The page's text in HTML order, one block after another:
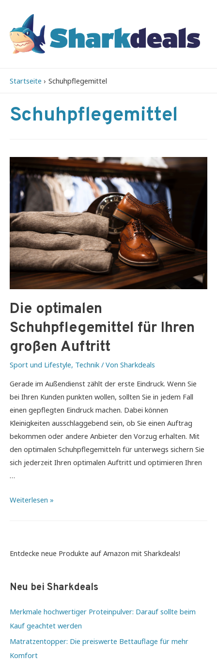
Startseite Schuhpflegemittel
Schuhpflegemittel
Die optimalen
Schuhpflegemittel für Ihren
großen Auftritt
Sport und Lifestyle, Technik / Von Sharkdeals
Gerade im Außendienst zählt der erste Eindruck. Wenn Sie
bei Ihren Kunden punkten wollen, sollten Sie in jedem Fall
einen gepflegten Eindruck machen. Dabei können
Kleinigkeiten ausschlaggebend sein, ob Sie einen Auftrag
bekommen oder andere Anbieter den Vorzug erhalten. Mit
den optimalen Schuhpflegemitteln für unterwegs sichern Sie
sich jederzeit Ihren optimalen Auftritt und optimieren Ihren
…
Die
Ihren
Weiterlesen »
Entdecke neue Produkte auf Amazon mit Sharkdeals!
Neu bei Sharkdeals
Merkmale hochwertiger Proteinpulver: Darauf sollte beim
Kauf geachtet werden
Matratzentopper: Die preiswerte Bettauflage für mehr
Komfort